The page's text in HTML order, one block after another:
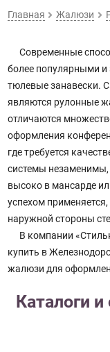
Главная Жалюзи
Современные
более популярными
тюлевые занавески.
являются рулонные
отличаются
оформления
где требуется
системы незаменимы,
высоко в мансарде
успехом
наружной стороны
В компании
купить в
жалюзи для
Каталоги